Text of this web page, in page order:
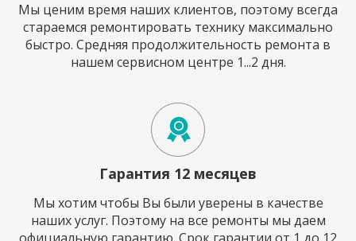
Мы ценим время наших клиентов, поэтому всегда
стараемся ремонтировать технику максимально
быстро. Средняя продолжительность ремонта в
нашем сервисном центре 1...2 дня.
Гарантия 12 месяцев
Мы хотим чтобы Вы были уверены в качестве
наших услуг. Поэтому на все ремонты мы даем